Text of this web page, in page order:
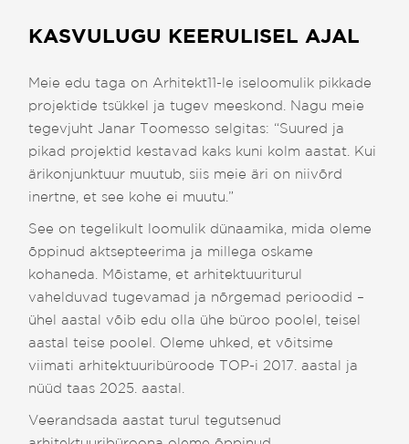
KASVULUGU KEERULISEL AJAL
Meie edu taga on Arhitekt11-le iseloomulik pikkade
projektide tsükkel ja tugev meeskond. Nagu meie
tegevjuht Janar Toomesso selgitas: “Suured ja
pikad projektid kestavad kaks kuni kolm aastat. Kui
ärikonjunktuur muutub, siis meie äri on niivõrd
inertne, et see kohe ei muutu.”
See on tegelikult loomulik dünaamika, mida oleme
õppinud aktsepteerima ja millega oskame
kohaneda. Mõistame, et arhitektuuriturul
vahelduvad tugevamad ja nõrgemad perioodid –
ühel aastal võib edu olla ühe büroo poolel, teisel
aastal teise poolel. Oleme uhked, et võitsime
viimati arhitektuuribüroode TOP-i 2017. aastal ja
nüüd taas 2025. aastal.
Veerandsada aastat turul tegutsenud